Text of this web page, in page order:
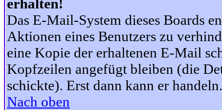
erhalten!
Das E-Mail-System dieses Boards
Aktionen eines Benutzers zu
eine Kopie der erhaltenen E-Mail
Kopfzeilen angefügt bleiben (die
schickte). Erst dann kann er handeln.
Nach oben